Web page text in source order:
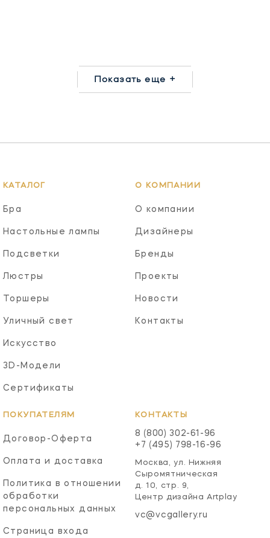
Показать еще +
КАТАЛОГ
Бра
Настольные лампы
Подсветки
Люстры
Торшеры
Уличный свет
Искусство
3D-Модели
Сертификаты
О КОМПАНИИ
О компании
Дизайнеры
Бренды
Проекты
Новости
Контакты
ПОКУПАТЕЛЯМ
Договор-Оферта
Оплата и доставка
Политика в отношении
обработки
персональных данных
Страница входа
КОНТАКТЫ
8 (800) 302-61-96
+7 (495) 798-16-96
Москва, ул. Нижняя
Сыромятническая
д. 10, стр. 9,
Центр дизайна Artplay
vc@vcgallery.ru